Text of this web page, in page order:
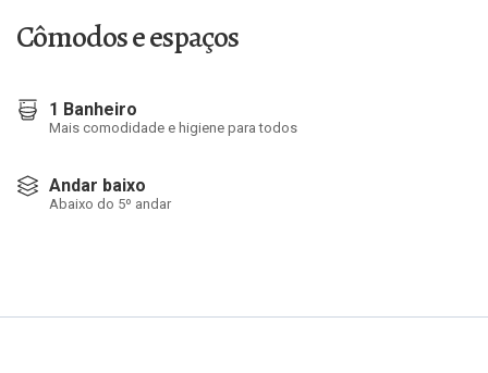
Cômodos e espaços
1 Banheiro
Mais comodidade e higiene para todos
Andar baixo
Abaixo do 5º andar